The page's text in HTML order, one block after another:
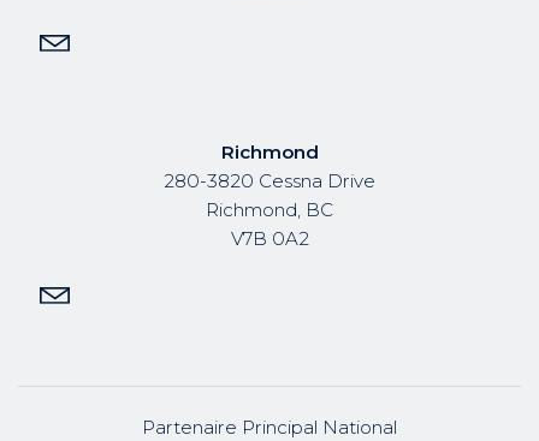
Richmond
280-3820 Cessna Drive
Richmond, BC
V7B 0A2
Partenaire Principal National